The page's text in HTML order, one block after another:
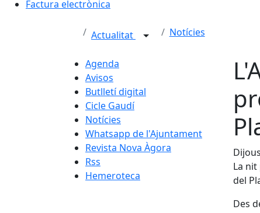
Factura electrònica
Actualitat Notícies
Agenda
Avisos
Butlletí digital
Cicle Gaudí
Notícies
Whatsapp de l'Ajuntament
Revista Nova Àgora
Rss
Hemeroteca
La
del
Des